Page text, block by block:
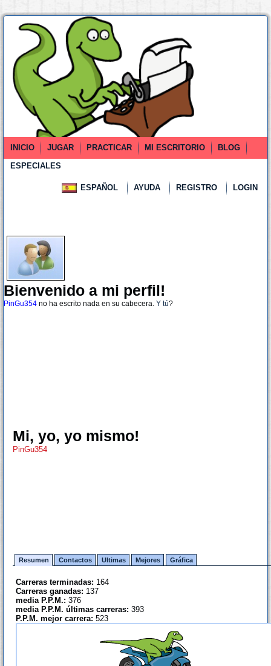
INICIO JUGAR PRACTICAR MI ESCRITORIO
BLOG
ESPECIALES
ESPAÑOL AYUDA REGISTRO LOGIN
Bienvenido a mi perfil!
PinGu354 no ha escrito nada en su cabecera. Y tú?
Mi, yo, yo mismo!
PinGu354
Resumen Contactos Ultimas Mejores Gráfica
Carreras terminadas: 164
Carreras ganadas: 137
media P.P.M.: 376
media P.P.M. últimas carreras: 393
P.P.M. mejor carrera: 523